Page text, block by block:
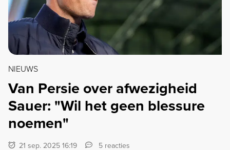
NIEUWS
Van Persie over afwezigheid
Sauer: "Wil het geen blessure
noemen"
21 sep. 2025 16:19
5 reacties